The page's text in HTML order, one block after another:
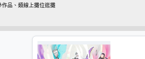
品、類線上攤位逛攤